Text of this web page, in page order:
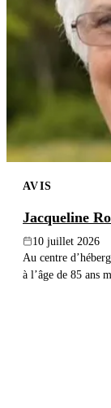
AVIS
Jacqueline
10 juillet 2026
Au centre
à l’âge de 85 ans